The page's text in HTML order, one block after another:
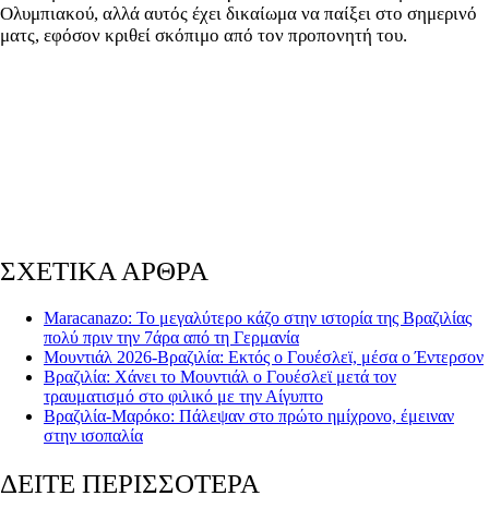
Ολυμπιακού, αλλά αυτός έχει δικαίωμα να παίξει στο σημερινό
ματς, εφόσον κριθεί σκόπιμο από τον προπονητή του.
ΣΧΕΤΙΚΑ ΑΡΘΡΑ
Maracanazo: Το μεγαλύτερο κάζο στην ιστορία της Βραζιλίας
πολύ πριν την 7άρα από τη Γερμανία
Μουντιάλ 2026-Βραζιλία: Εκτός ο Γουέσλεϊ, μέσα ο Έντερσον
Βραζιλία: Χάνει το Μουντιάλ ο Γουέσλεϊ μετά τον
τραυματισμό στο φιλικό με την Αίγυπτο
Βραζιλία-Μαρόκο: Πάλεψαν στο πρώτο ημίχρονο, έμειναν
στην ισοπαλία
ΔΕΙΤΕ ΠΕΡΙΣΣΟΤΕΡΑ